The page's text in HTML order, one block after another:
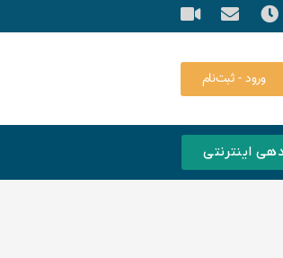
ورود - ثبت‌نام
اینترنتی